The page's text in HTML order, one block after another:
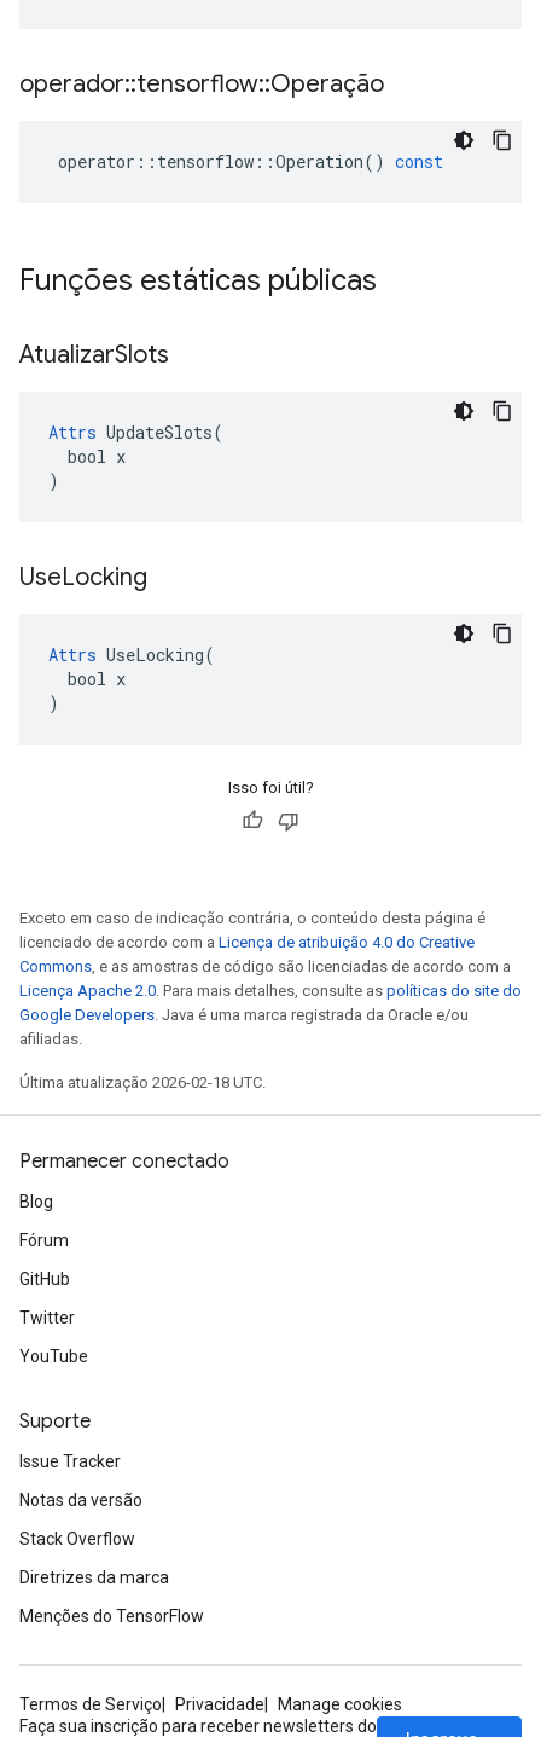
operador::tensorflow::Operação
operator :: tensorflow ::Operation() const
Funções estáticas públicas
AtualizarSlots
Attrs UpdateSlots(
  bool x
)
UseLocking
Attrs UseLocking(
  bool x
)
Isso foi útil?
Exceto em caso de indicação contrária, o conteúdo desta página é
licenciado de acordo com a Licença de atribuição 4.0 do Creative
Commons, e as amostras de código são licenciadas de acordo com a
Licença Apache 2.0. Para mais detalhes, consulte as políticas do site do
Google Developers. Java é uma marca registrada da Oracle e/ou
afiliadas.
Última atualização 2026-02-18 UTC.
Permanecer conectado
Blog
Fórum
GitHub
Twitter
YouTube
Suporte
Issue Tracker
Notas da versão
Stack Overflow
Diretrizes da marca
Menções do TensorFlow
Termos de Serviço Privacidade
Manage cookies
Faça sua inscrição para receber newsletters do